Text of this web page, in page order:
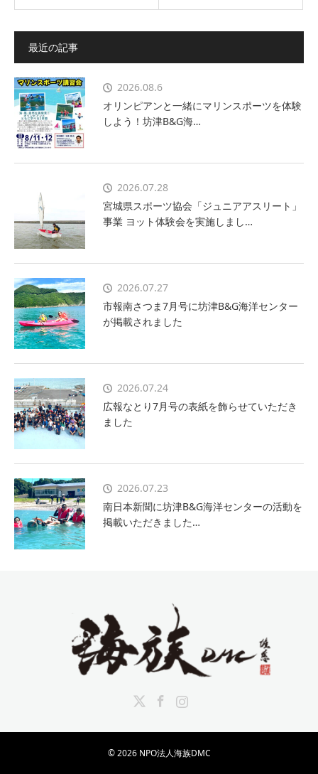
最近の記事
2026.08.6
オリンピアンと一緒にマリンスポーツを体験
しよう！坊津B&G海…
2026.07.28
宮城県スポーツ協会「ジュニアアスリート」
事業 ヨット体験会を実施しまし…
2026.07.27
市報南さつま7月号に坊津B&G海洋センター
が掲載されました
2026.07.24
広報なとり7月号の表紙を飾らせていただき
ました
2026.07.23
南日本新聞に坊津B&G海洋センターの活動を
掲載いただきました…
Instagram
© 2026 NPO法人海族DMC